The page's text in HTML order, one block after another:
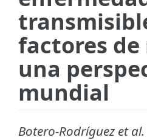
factores de
una
mundial
Botero-Rodríguez et al.